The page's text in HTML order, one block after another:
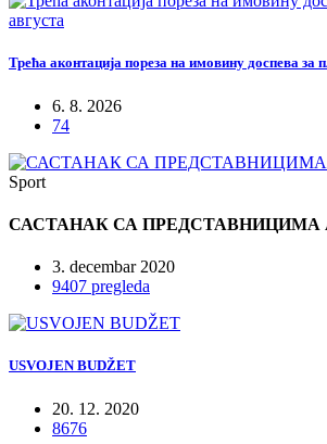
Трећа аконтација пореза на имовину доспева за
6. 8. 2026
74
Sport
САСТАНАК СА ПРЕДСТАВНИЦИМА
3. decembar 2020
9407 pregleda
USVOJEN BUDŽET
20. 12. 2020
8676